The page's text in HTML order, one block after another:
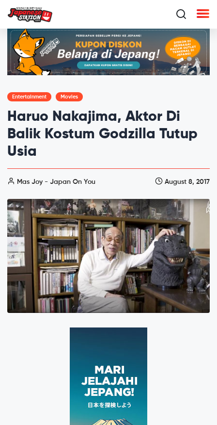
Entertainment Movies
Haruo Nakajima, Aktor Di
Balik Kostum Godzilla Tutup
Usia
Mas Joy - Japan On You August 8, 2017